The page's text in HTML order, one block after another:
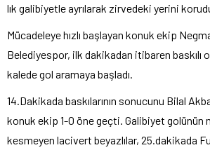
lık galibiyetle ayrılarak zirvedeki yerini
Mücadeleye hızlı başlayan konuk ekip
Belediyespor, ilk dakikadan itibaren baskılı
kalede gol aramaya başladı.
14.Dakikada baskılarının sonucunu Bilal
konuk ekip 1-0 öne geçti. Galibiyet golünün
kesmeyen lacivert beyazlılar, 25.dakikada